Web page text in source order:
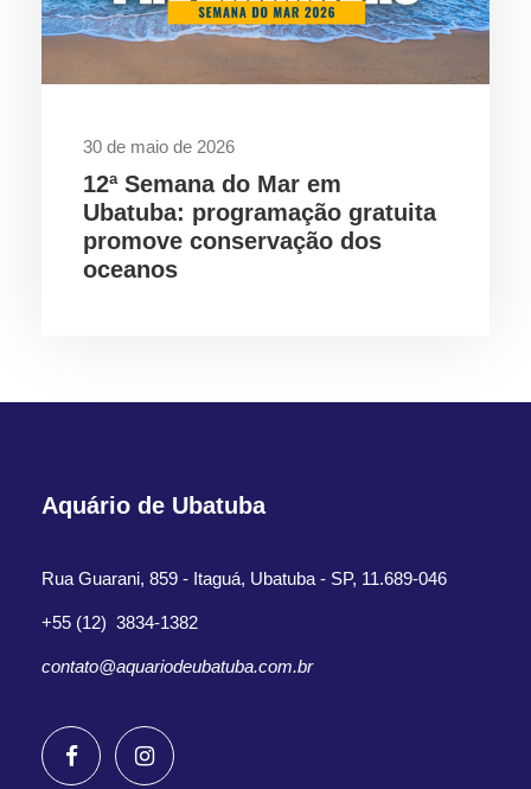
30 de maio de 2026
12ª Semana do Mar em
Ubatuba: programação gratuita
promove conservação dos
oceanos
Aquário de Ubatuba
Rua Guarani, 859 - Itaguá, Ubatuba - SP, 11.689-046
+55 (12) 3834-1382
contato@aquariodeubatuba.com.br